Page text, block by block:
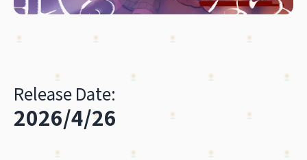
Special
Release Date:
2026/4/26